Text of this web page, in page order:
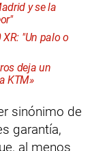
y se la
"Un palo o
deja un
KTM»
sinónimo de
garantía,
al menos